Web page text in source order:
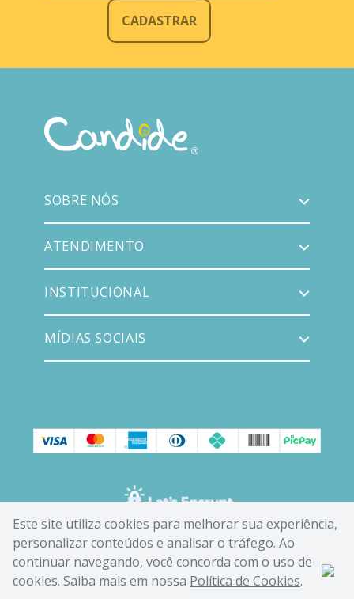
Este site utiliza cookies para melhorar sua experiência,
personalizar conteúdos e analisar o tráfego. Ao
continuar navegando, você concorda com o uso de
cookies. Saiba mais em nossa Política de Cookies.
CADASTRAR
SOBRE NÓS
ATENDIMENTO
INSTITUCIONAL
MÍDIAS SOCIAIS